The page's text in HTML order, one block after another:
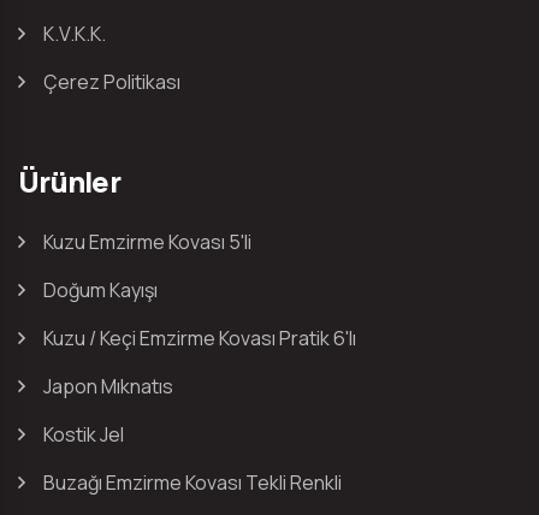
K.V.K.K.
Çerez Politikası
Ürünler
Kuzu Emzirme Kovası 5'li
Doğum Kayışı
Kuzu / Keçi Emzirme Kovası Pratik 6'lı
Japon Mıknatıs
Kostik Jel
Buzağı Emzirme Kovası Tekli Renkli